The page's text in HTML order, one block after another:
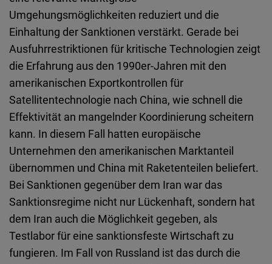
Umgehungsmöglichkeiten reduziert und die
Einhaltung der Sanktionen verstärkt. Gerade bei
Ausfuhrrestriktionen für kritische Technologien zeigt
die Erfahrung aus den 1990er-Jahren mit den
amerikanischen Exportkontrollen für
Satellitentechnologie nach China, wie schnell die
Effektivität an mangelnder Koordinierung scheitern
kann. In diesem Fall hatten europäische
Unternehmen den amerikanischen Marktanteil
übernommen und China mit Raketenteilen beliefert.
Bei Sanktionen gegenüber dem Iran war das
Sanktionsregime nicht nur Lückenhaft, sondern hat
dem Iran auch die Möglichkeit gegeben, als
Testlabor für eine sanktionsfeste Wirtschaft zu
fungieren. Im Fall von Russland ist das durch die